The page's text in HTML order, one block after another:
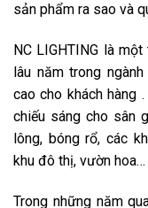
sản phẩm ra sao và
NC LIGHTING là
lâu năm trong
cao cho khách hàng
chiếu sáng cho sân
lông, bóng rổ, các
khu đô thị, vườn hoa…
Trong những năm